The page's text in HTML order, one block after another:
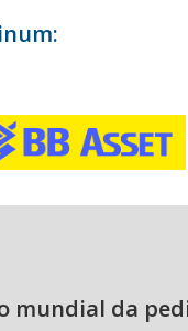
mundial da